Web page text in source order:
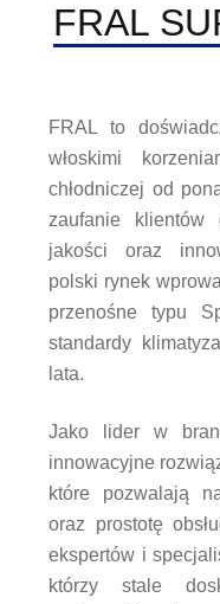
FRAL
FRAL to
włoskimi
chłodniczej od
zaufanie klientów
jakości oraz
polski rynek
przenośne typu
standardy
lata.
Jako lider w
innowacyjne
które pozwalają
oraz prostotę
ekspertów i
którzy stale